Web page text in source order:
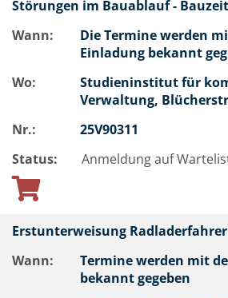
Störungen im Bauablauf -
Wann:
Die Termine werden
Einladung bekannt
Wo:
Studieninstitut für
Verwaltung,
Nr.:
25V90311
Status:
Anmeldung auf
Erstunterweisung Radladerfahrer
Wann:
Termine werden mit
bekannt gegeben